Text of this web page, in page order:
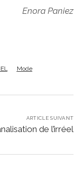
Enora Paniez
Mode
ARTICLE SUIVANT
de l’irréel